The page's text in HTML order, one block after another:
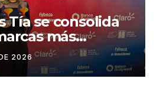
Tía se consolida
más
del Ecuador
2026